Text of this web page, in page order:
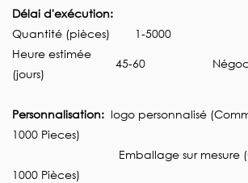
Délai d'exécution:
Quantité (pièces)
1-5000
>
Heure estimée
(jours)
45-60
Personnalisation: logo personnalisé
1000 Pieces)
Emballage sur mesure
1000 Pièces)